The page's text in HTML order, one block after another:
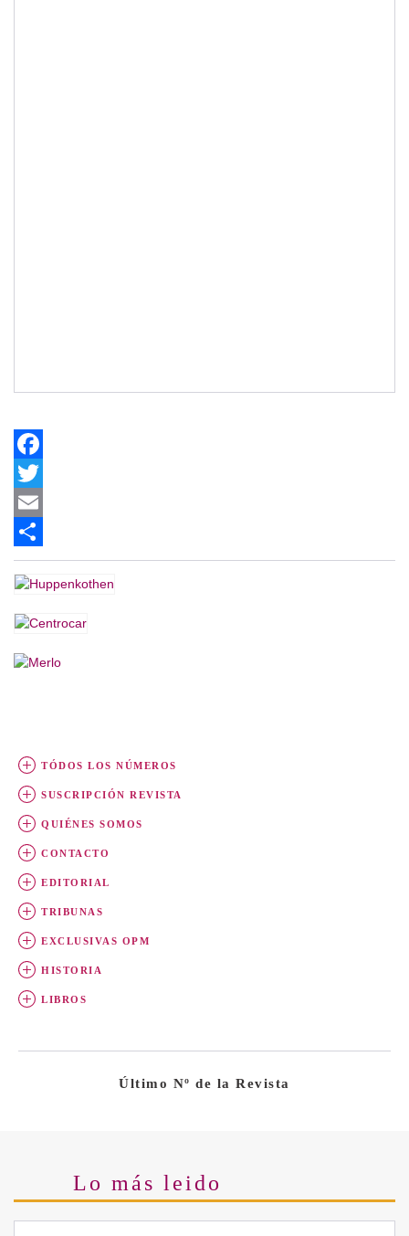
Facebook
Twitter
Email
Share
TÓDOS LOS NÚMEROS
SUSCRIPCIÓN REVISTA
QUIÉNES SOMOS
CONTACTO
EDITORIAL
TRIBUNAS
EXCLUSIVAS OPM
HISTORIA
LIBROS
Último Nº de la Revista
Lo más leido